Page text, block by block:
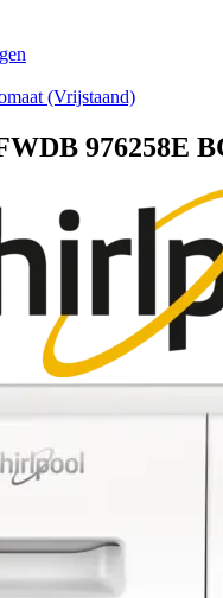
(Vrijstaand)
976258E